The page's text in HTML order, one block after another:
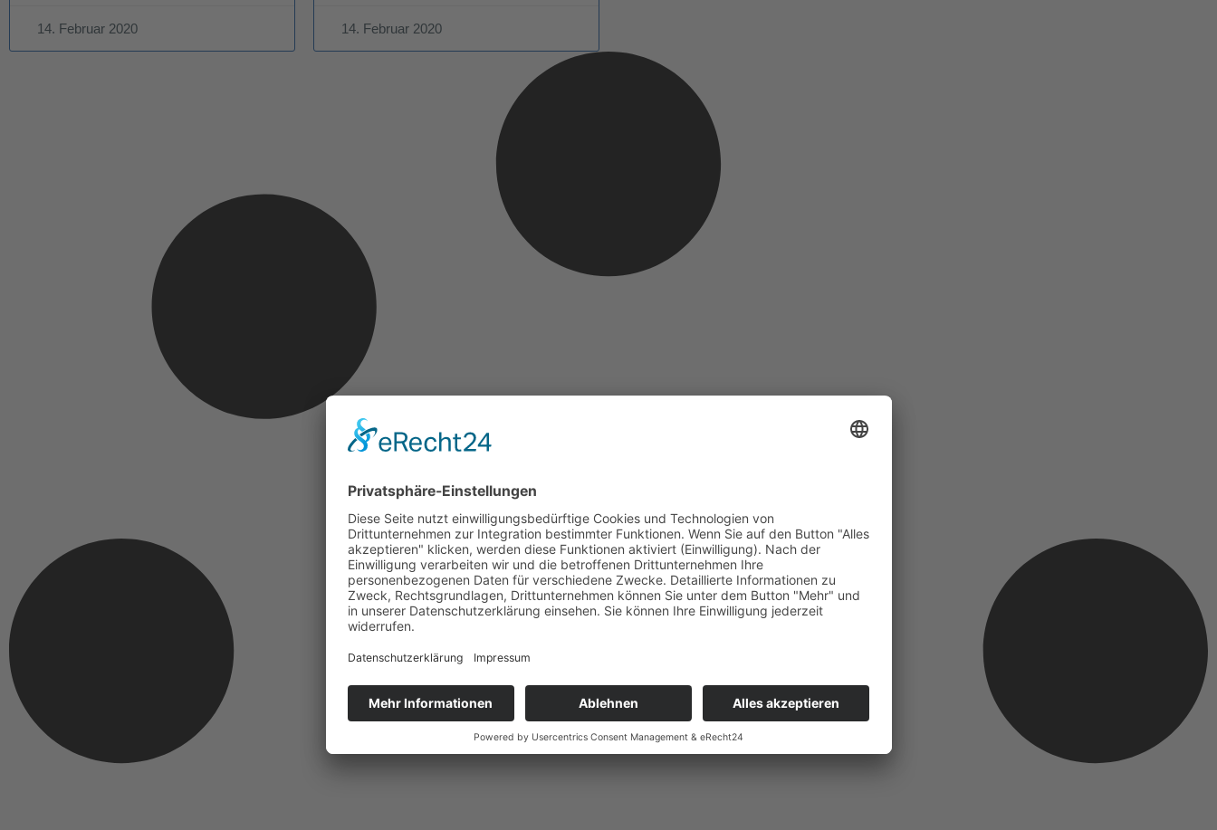
14. Februar 2020 14. Februar 2020